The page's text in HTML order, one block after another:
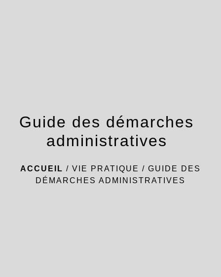
Guide des démarches
administratives
ACCUEIL / VIE PRATIQUE / GUIDE DES
DÉMARCHES ADMINISTRATIVES